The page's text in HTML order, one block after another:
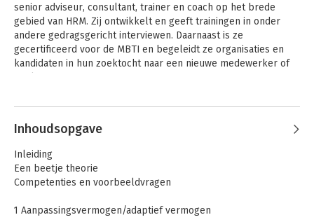
senior adviseur, consultant, trainer en coach op het brede
gebied van HRM. Zij ontwikkelt en geeft trainingen in onder
andere gedragsgericht interviewen. Daarnaast is ze
gecertificeerd voor de MBTI en begeleidt ze organisaties en
kandidaten in hun zoektocht naar een nieuwe medewerker of
Andere boeken door Marjo
Louwers-Janssen
Inhoudsopgave
Inleiding
Een beetje theorie
Competenties en voorbeeldvragen
1 Aanpassingsvermogen/adaptief vermogen